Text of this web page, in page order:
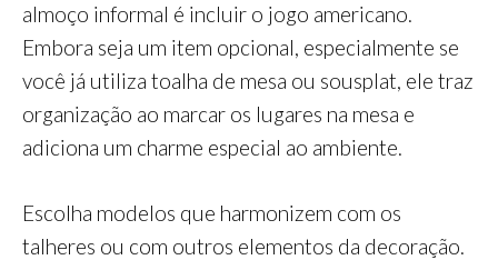
almoço informal é incluir o jogo americano.
Embora seja um item opcional, especialmente se
você já utiliza toalha de mesa ou sousplat, ele traz
organização ao marcar os lugares na mesa e
adiciona um charme especial ao ambiente.
Escolha modelos que harmonizem com os
talheres ou com outros elementos da decoração.